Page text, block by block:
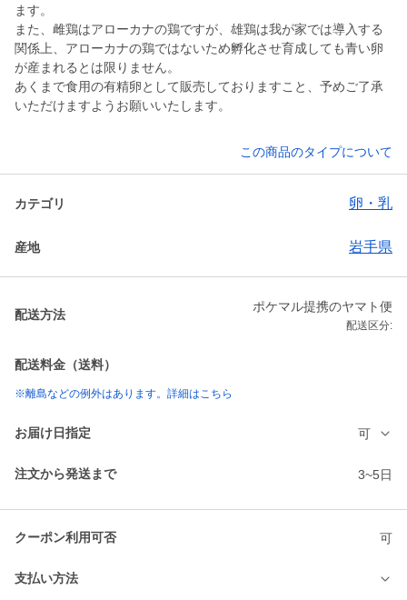
ます。
また、雌鶏はアローカナの鶏ですが、雄鶏は我が家では導入する
関係上、アローカナの鶏ではないため孵化させ育成しても青い卵
が産まれるとは限りません。
あくまで食用の有精卵として販売しておりますこと、予めご了承
いただけますようお願いいたします。
この商品のタイプについて
カテゴリ 卵・乳
産地 岩手県
配送方法
ポケマル提携のヤマト便
配送区分:
配送料金（送料）
※離島などの例外はあります。詳細はこちら
お届け日指定 可
注文から発送まで 3~5日
クーポン利用可否 可
支払い方法